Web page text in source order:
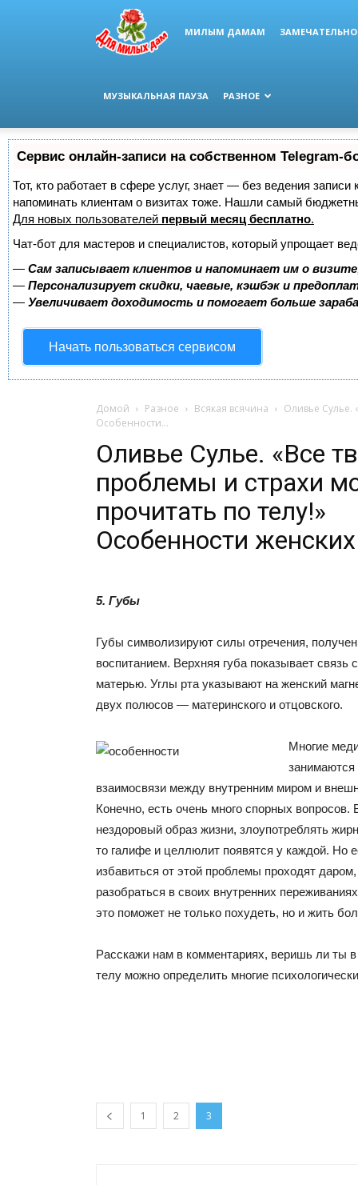
МИЛЫМ ДАМАМ
МУЗЫКАЛЬНАЯ ПАУЗА РАЗНОЕ
Сервис онлайн-записи на собственном Telegram-
Тот, кто работает в сфере услуг, знает — без ведения
напоминать клиентам о визитах тоже. Нашли самый
Для новых пользователей первый месяц бесплатно.
Чат-бот для мастеров и специалистов, который упрощает
— Сам записывает клиентов и напоминает им о
— Персонализирует скидки, чаевые, кэшбэк и
— Увеличивает доходимость и помогает больше
Начать пользоваться сервисом
Домой Разное Всякая всячина
Оливье Сулье.
Особенности...
Оливье Сулье. «Все
проблемы и страхи
прочитать по телу!»
Особенности
5. Губы
Губы символизируют силы отречения,
воспитанием. Верхняя губа показывает связь
матерью. Углы рта указывают на женский
двух полюсов — материнского и отцовского.
Многие
взаимосвязи между внутренним миром и
Конечно, есть очень много спорных вопросов.
нездоровый образ жизни, злоупотреблять
то галифе и целлюлит появятся у каждой. Но
избавиться от этой проблемы проходят
разобраться в своих внутренних
это поможет не только похудеть, но и жить
Расскажи нам в комментариях, веришь ли ты
телу можно определить многие
1 2 3